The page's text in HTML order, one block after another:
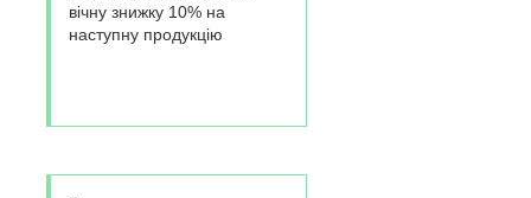
вічну знижку 10% на
наступну продукцію